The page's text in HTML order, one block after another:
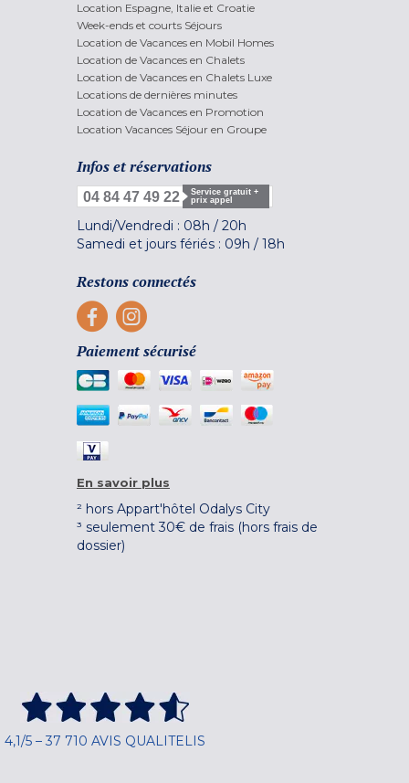
Location Espagne, Italie et Croatie
Week-ends et courts Séjours
Location de Vacances en Mobil Homes
Location de Vacances en Chalets
Location de Vacances en Chalets Luxe
Locations de dernières minutes
Location de Vacances en Promotion
Location Vacances Séjour en Groupe
Infos et réservations
04 84 47 49 22
Service gratuit +
prix appel
Lundi/Vendredi : 08h / 20h
Samedi et jours fériés : 09h / 18h
Restons connectés
Paiement sécurisé
En savoir plus
² hors Appart'hôtel Odalys City
³ seulement 30€ de frais (hors frais de
dossier)
4,1/5 – 37 710 AVIS QUALITELIS